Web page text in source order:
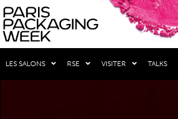
LES SALONS RSE VISITER TALKS